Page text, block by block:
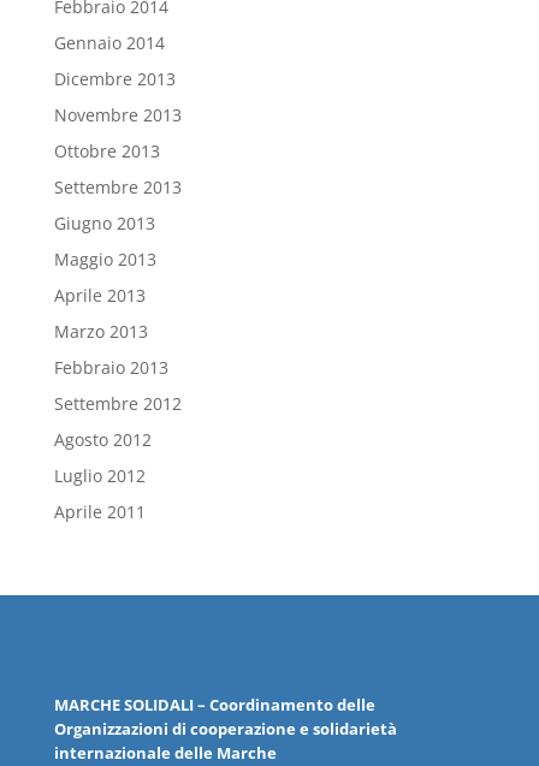
Febbraio 2014
Gennaio 2014
Dicembre 2013
Novembre 2013
Ottobre 2013
Settembre 2013
Giugno 2013
Maggio 2013
Aprile 2013
Marzo 2013
Febbraio 2013
Settembre 2012
Agosto 2012
Luglio 2012
Aprile 2011
MARCHESOLIDALI– Coordinamento delle
Organizzazioni di cooperazione e solidarietà
internazionale delle Marche